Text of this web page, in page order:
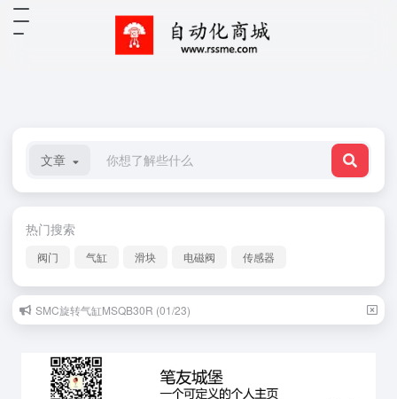
文章
热门搜索
阀门 气缸 滑块 电磁阀 传感器
SMC旋转气缸MSQB30R (01/23)